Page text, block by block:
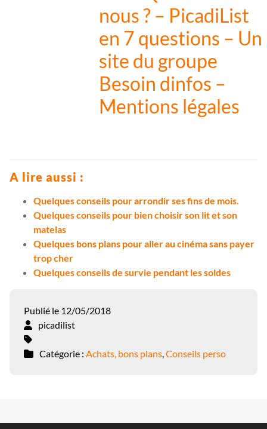
nous ? – PicadiList
en 7 questions – Un
site du groupe
Besoin dinfos –
Mentions légales
A lire aussi :
Quelques conseils pour arrondir ses fins de mois.
Quelques conseils pour bien choisir son lit et son
matelas
Quelques bons plans pour aller au cinéma sans payer
trop cher
Quelques conseils de survie pendant les soldes
Publié le 12/05/2018
picadilist
Catégorie : Achats, bons plans,Conseils perso